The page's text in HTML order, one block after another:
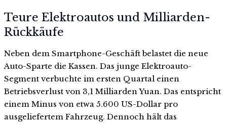
Teure Elektroautos und Milliarden-
Rückkäufe
Neben dem Smartphone-Geschäft belastet die neue
Auto-Sparte die Kassen. Das junge Elektroauto-
Segment verbuchte im ersten Quartal einen
Betriebsverlust von 3,1 Milliarden Yuan. Das entspricht
einem Minus von etwa 5.600 US-Dollar pro
ausgeliefertem Fahrzeug. Dennoch hält das